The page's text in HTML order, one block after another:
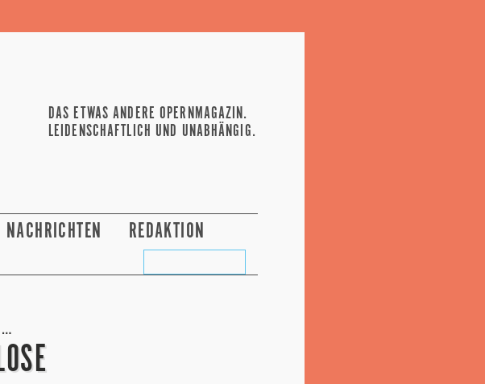
DAS ETWAS ANDERE OPERNMAGAZIN.
LEIDENSCHAFTLICH UND UNABHÄNGIG.
NACHRICHTEN REDAKTION
…